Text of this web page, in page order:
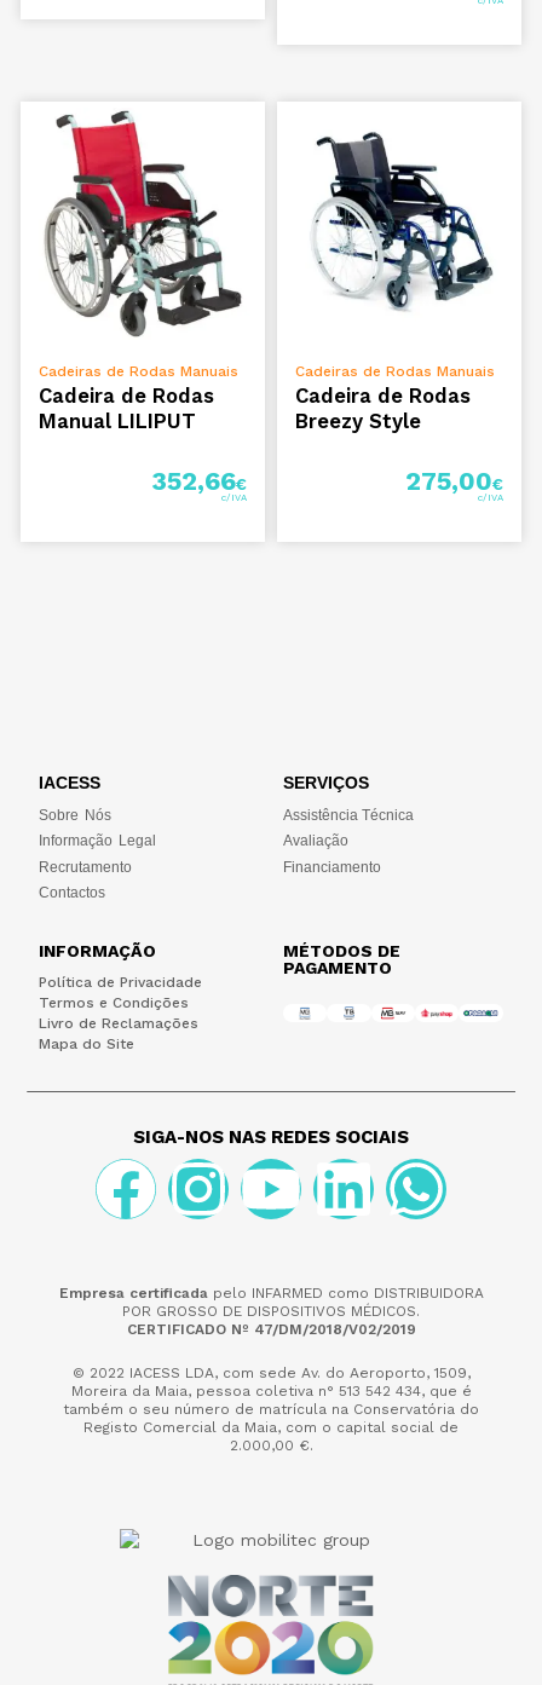
VER OPÇÕES
Cadeiras de Rodas Manuais
Cadeira de Rodas
Manual LILIPUT
352,66€
VER OPÇÕES
Cadeiras de Rodas Manuais
Cadeira de Rodas
Breezy Style
275,00€
IACESS
Sobre Nós
Informação Legal
Recrutamento
Contactos
SERVIÇOS
Assistência Técnica
Avaliação
Financiamento
INFORMAÇÃO
Política de Privacidade
Termos e Condições
Livro de Reclamações
Mapa do Site
MÉTODOS DE
PAGAMENTO
SIGA-NOS NAS REDES SOCIAIS
Empresa certificadapelo INFARMED como DISTRIBUIDORA
POR GROSSO DE DISPOSITIVOS MÉDICOS.
CERTIFICADO Nº 47/DM/2018/V02/2019
© 2022 IACESS LDA, com sede Av. do Aeroporto, 1509,
Moreira da Maia, pessoa coletiva n° 513 542 434, que é
também o seu número de matrícula na Conservatória do
Registo Comercial da Maia, com o capital social de
2.000,00 €.